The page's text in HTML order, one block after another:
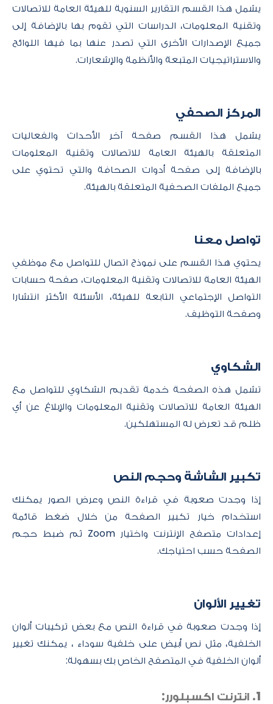
يشمل هذا القسم التقارير السنوية للهيئة العامة للاتصالات
وتقنية المعلومات، الدراسات التي تقوم بها بالإضافة إلى
جميع الإصدارات الأخرى التي تصدر عنها بما فيها اللوائح
والاستراتيجيات المتبعة والأنظمة والإشعارات.​
المركز الصحفي
يشمل هذا القسم صفحة آخر الأحداث والفعاليات
المتعلقة بالهيئة العامة للاتصالات وتقنية المعلومات
بالإضافة إلى صفحة أدوات الصحافة والتي تحتوي على
جميع الملفات الصحفية المتعلقة بالهيئة.
تواصل معنا
يحتوي هذا القسم على نموذج اتصال للتواصل مع موظفي
الهيئة العامة للاتصالات وتقنية المعلومات، صفحة حسابات
التواصل الإجتماعي التابعة للهيئة، الأسئلة الأكثر انتشارا
وصفحة التوظيف.
الشكاوي
تشمل هذه الصفحة خدمة تقديم الشكاوي للتواصل مع
الهيئة العامة للاتصالات وتقنية المعلومات​ والإبلاغ عن أي
ظلم قد تعرض له المستهلكين.
تكبير الشاشة وحجم النص
إذا وجدت صعوبة في قراءة النص وعرض الصور يمكنك
استخدام خيار تكبير الصفحة من خلال ضغط قائمة
إعدادات متصفح الإنترنت واختيار Zoom ثم ضبط حجم
الصفحة حسب احتياجك.
تغيير الألوان
إذا وجدت صعوبة في قراءة النص مع بعض تركيبات ألوان
الخلفية، مثل نص أبيض على خلفية سوداء ، يمكنك تغيير
ألوان الخلفية في المتصفح الخاص بك بسهولة:
1. انترنت اكسبلورر: